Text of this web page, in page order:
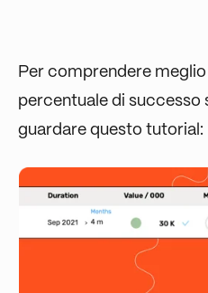
Per comprendere
percentuale di successo
guardare questo tutorial: